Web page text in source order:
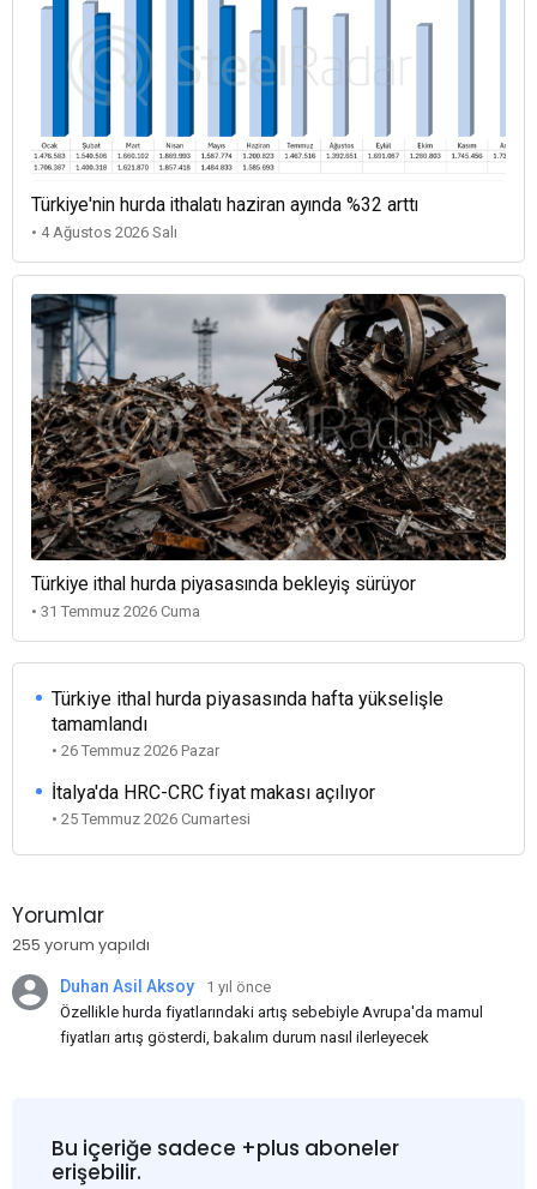
Türkiye'nin hurda ithalatı haziran ayında %32 arttı
• 4 Ağustos 2026 Salı
Türkiye ithal hurda piyasasında bekleyiş sürüyor
• 31 Temmuz 2026 Cuma
Türkiye ithal hurda piyasasında hafta yükselişle
tamamlandı
• 26 Temmuz 2026 Pazar
İtalya'da HRC-CRC fiyat makası açılıyor
• 25 Temmuz 2026 Cumartesi
Yorumlar
255 yorum yapıldı
Duhan Asil Aksoy
1 yıl önce
Özellikle hurda fiyatlarındaki artış sebebiyle Avrupa'da mamul
fiyatları artış gösterdi, bakalım durum nasıl ilerleyecek
Bu içeriğe sadece +plus aboneler
erişebilir.